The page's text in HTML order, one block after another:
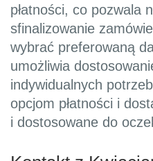
płatności, co pozwala
sfinalizowanie
wybrać preferowaną
umożliwia
indywidualnych
opcjom płatności i
i dostosowane do